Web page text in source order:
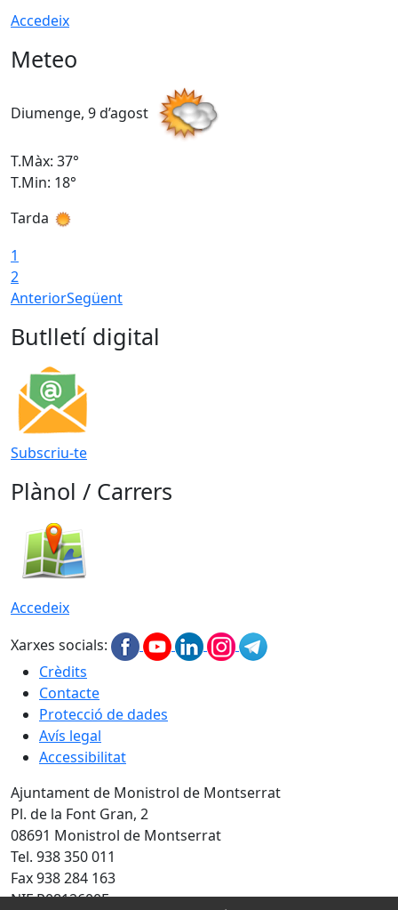
Accedeix
Meteo
Diumenge, 9 d’agost
T.Màx: 37°
T.Min: 18°
Tarda
1
2
AnteriorSegüent
Butlletí digital
Subscriu-te
Plànol / Carrers
Accedeix
Xarxes socials:
Crèdits
Contacte
Protecció de dades
Avís legal
Accessibilitat
Ajuntament de Monistrol de Montserrat
Pl. de la Font Gran, 2
08691 Monistrol de Montserrat
Tel. 938 350 011
Fax 938 284 163
NIF P0812600E